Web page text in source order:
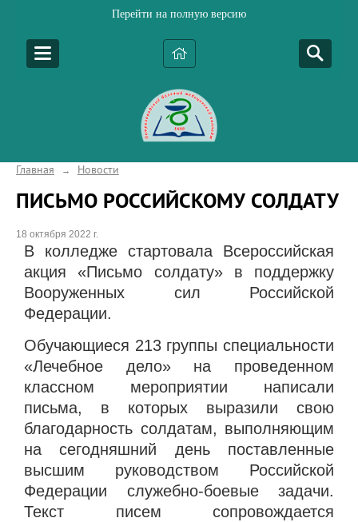
Перейти на полную версию
Главная → Новости
ПИСЬМО РОССИЙСКОМУ СОЛДАТУ
18 октября 2022 г.
В колледже стартовала Всероссийская
акция «Письмо солдату» в поддержку
Вооруженных сил Российской
Федерации.
Обучающиеся 213 группы специальности
«Лечебное дело» на проведенном
классном мероприятии написали
письма, в которых выразили свою
благодарность солдатам, выполняющим
на сегодняшний день поставленные
высшим руководством Российской
Федерации служебно-боевые задачи.
Текст писем сопровождается